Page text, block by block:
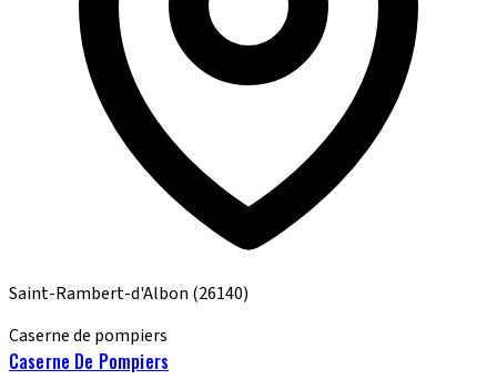
Saint-Rambert-d'Albon (26140)
Caserne de pompiers
Caserne De Pompiers